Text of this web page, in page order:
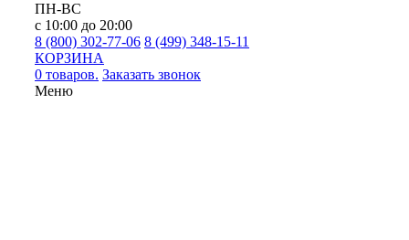
ПН-ВС
с 10:00 до 20:00
8 (800) 302-77-06 8 (499) 348-15-11
КОРЗИНА
0 товаров. Заказать звонок
Меню